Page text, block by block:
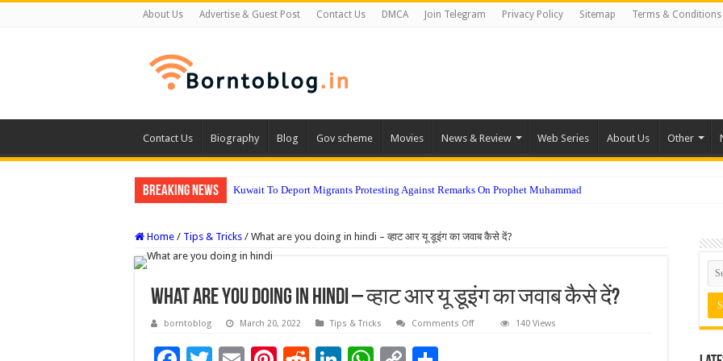
About Us Advertise & Guest Post Contact Us DMCA Join Telegram Privacy Policy Sitemap Terms & Conditions
Contact Us Biography Blog Gov scheme Movies News & Review Web Series About Us Other
Breaking News Kuwait To Deport Migrants Protesting Against Remarks On Prophet Muhammad
Home / Tips & Tricks / What are you doing in hindi – व्हाट आर यू डूइंग का जवाब कैसे दें?
What are you doing in hindi – व्हाट आर यू डूइंग का जवाब कैसे दें?
borntoblog March 20, 2022 Tips & Tricks Comments Offon
140 Views